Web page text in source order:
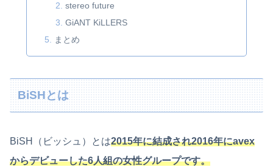
stereo future
GiANT KiLLERS
まとめ
BiSHとは
BiSH（ビッシュ）とは2015年に結成され2016年にavex
からデビューした6人組の女性グループです。